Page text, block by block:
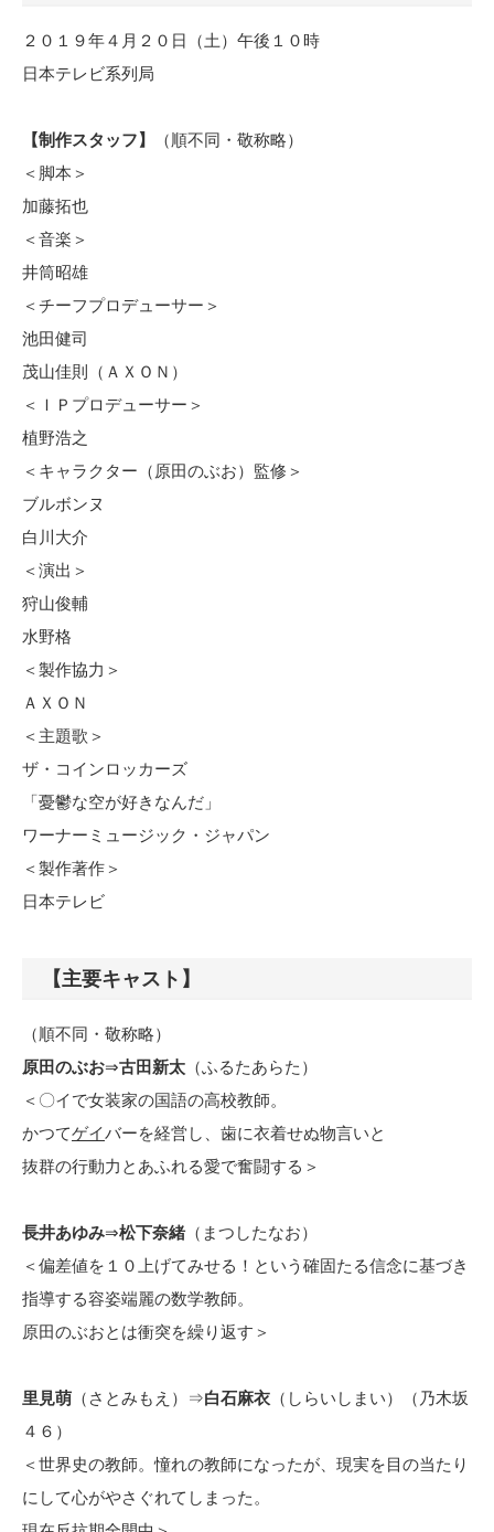
２０１９年４月２０日（土）午後１０時
日本テレビ系列局
【制作スタッフ】
（順不同・敬称略）
＜脚本＞
加藤拓也
＜音楽＞
井筒昭雄
＜チーフプロデューサー＞
池田健司
茂山佳則（ＡＸＯＮ）
＜ＩＰプロデューサー＞
植野浩之
＜キャラクター（原田のぶお）監修＞
ブルボンヌ
白川大介
＜演出＞
狩山俊輔
水野格
＜製作協力＞
ＡＸＯＮ
＜主題歌＞
ザ・コインロッカーズ
「憂鬱な空が好きなんだ」
ワーナーミュージック・ジャパン
＜製作著作＞
日本テレビ
【主要キャスト】
（順不同・敬称略）
原田のぶお⇒古田新太 （ふるたあらた）
＜〇イで女装家の国語の高校教師。
かつてゲイバーを経営し、歯に衣着せぬ物言いと
抜群の行動力とあふれる愛で奮闘する＞
長井あゆみ⇒松下奈緒（まつしたなお）
＜偏差値を１０上げてみせる！という確固たる信念に基づき
指導する容姿端麗の数学教師。
原田のぶおとは衝突を繰り返す＞
里見萌 （さとみもえ）⇒白石麻衣 （しらいしまい）（乃木坂
４６）
＜世界史の教師。憧れの教師になったが、現実を目の当たり
にして心がやさぐれてしまった。